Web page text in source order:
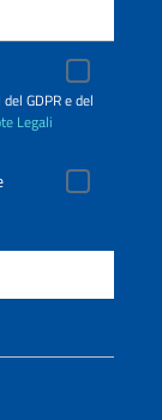
GDPR e del
Legali